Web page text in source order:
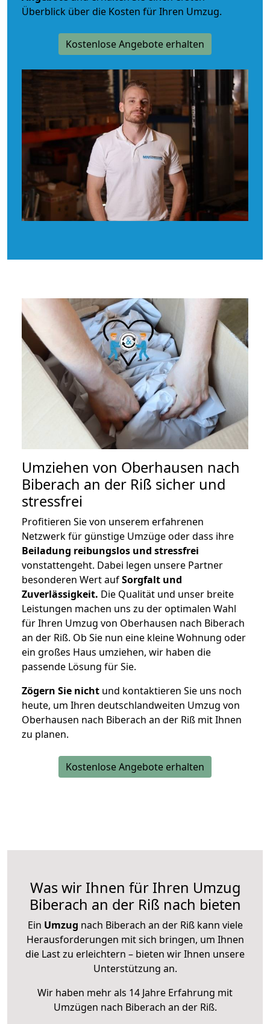
Überblick über die Kosten für Ihren Umzug.
Kostenlose Angebote erhalten
Umziehen von Oberhausen nach
Biberach an der Riß sicher und
stressfrei
Profitieren Sie von unserem erfahrenen
Netzwerk für günstige Umzüge oder dass ihre
Beiladung reibungslos und stressfrei
vonstattengeht. Dabei legen unsere Partner
besonderen Wert aufSorgfalt und
Zuverlässigkeit. Die Qualität und unser breite
Leistungen machen uns zu der optimalen Wahl
für Ihren Umzug von Oberhausen nach Biberach
an der Riß. Ob Sie nun eine kleine Wohnung oder
ein großes Haus umziehen, wir haben die
passende Lösung für Sie.
Zögern Sie nicht und kontaktieren Sie uns noch
heute, um Ihren deutschlandweiten Umzug von
Oberhausen nach Biberach an der Riß mit Ihnen
zu planen.
Kostenlose Angebote erhalten
Was wir Ihnen für Ihren Umzug
Biberach an der Riß nach bieten
Ein Umzug nach Biberach an der Riß kann viele
Herausforderungen mit sich bringen, um Ihnen
die Last zu erleichtern – bieten wir Ihnen unsere
Unterstützung an.
Wir haben mehr als 14 Jahre Erfahrung mit
Umzügen nach Biberach an der Riß.